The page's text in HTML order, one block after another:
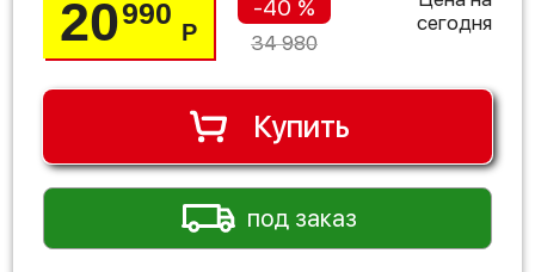
20990
Р
-40 %
34 980
сегодня
Купить
под заказ